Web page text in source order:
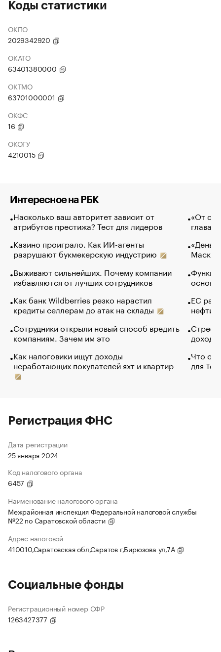
Коды статистики
ОКПО
2029342920
ОКАТО
63401380000
ОКТМО
63701000001
ОКФС
16
ОКОГУ
4210015
Интересное на РБК
Насколько ваш авторитет зависит от
атрибутов престижа? Тест для лидеров
Казино проиграло. Как ИИ-агенты
разрушают букмекерскую индустрию
Выживают сильнейших. Почему компании
избавляются от лучших сотрудников
Как банк Wildberries резко нарастил
кредиты селлерам до атак на склады
Сотрудники открыли новый способ вредить
компаниям. Зачем им это
Как налоговики ищут доходы
неработающих покупателей яхт и квартир
«От
глава
Маск в
основ
ЕС
нефти
Что
для
Регистрация ФНС
Дата регистрации
25 января 2024
Код налогового органа
6457
Наименование налогового органа
Межрайонная инспекция Федеральной налоговой службы
№22 по Саратовской области
Адрес налоговой
410010,Саратовская обл,Саратов г,Бирюзова ул,7А
Социальные фонды
Регистрационный номер СФР
1263427377